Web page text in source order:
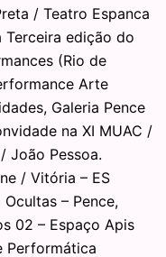
/ Teatro Espanca
edição do
(Rio de
Arte
Galeria Pence
na XI MUAC /
João Pessoa.
/ Vitória – ES
– Pence,
02 – Espaço Apis
Performática